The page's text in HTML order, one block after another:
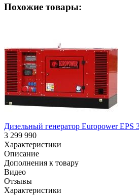
Похожие товары:
Дизельный генератор Europower EPS
3 299 990
Характеристики
Описание
Дополнения к товару
Видео
Отзывы
Характеристики